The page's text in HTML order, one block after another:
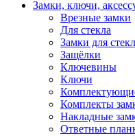
Замки, ключи,
Врезные замки
Для стекла
Замки для
Защёлки
Ключевины
Ключи
Комплекты
Накладные
Ответные